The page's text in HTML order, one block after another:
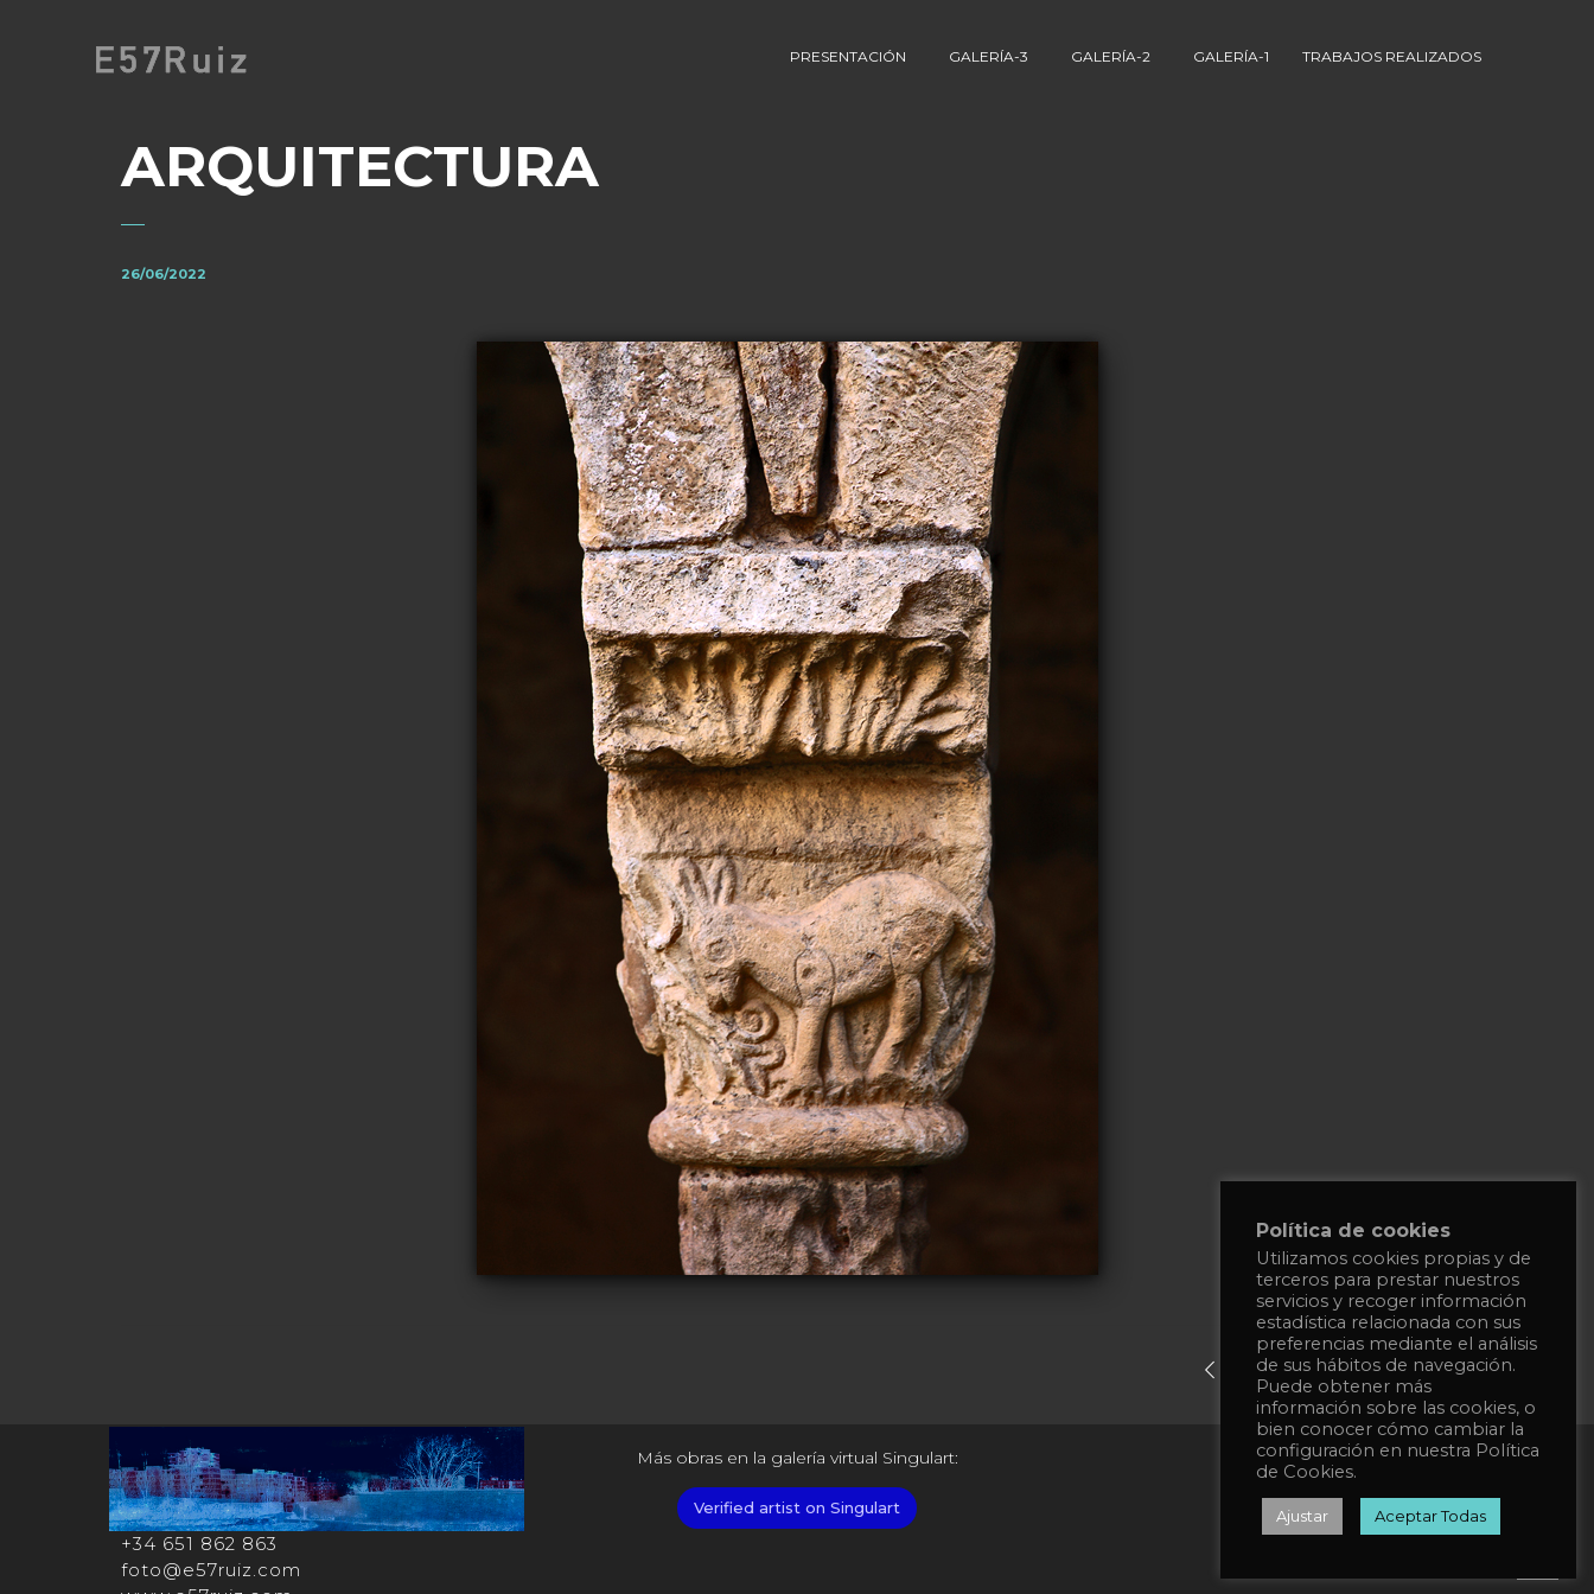
PRESENTACIÓN GALERÍA-3 GALERÍA-2 GALERÍA-1 TRABAJOS REALIZADOS
ARQUITECTURA
26/06/2022
previous post next post
+34 651 862 863
foto@e57ruiz.com
Más obras en la galería virtual Singulart:
Verified artist on Singulart
Política de privacidad
Política de Cookies
Política de cookies
Utilizamos cookies propias y de
terceros para prestar nuestros
servicios y recoger información
estadística relacionada con sus
preferencias mediante el análisis
de sus hábitos de navegación.
Puede obtener más
información sobre las cookies, o
bien conocer cómo cambiar la
configuración en nuestra Política
de Cookies.
Ajustar Aceptar Todas